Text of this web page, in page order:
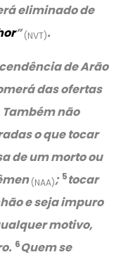
eliminado de
”(NVT).
de Arão
das ofertas
não
o que tocar
de um morto ou
(NAA); 5tocar
e seja impuro
motivo,
6Quem se